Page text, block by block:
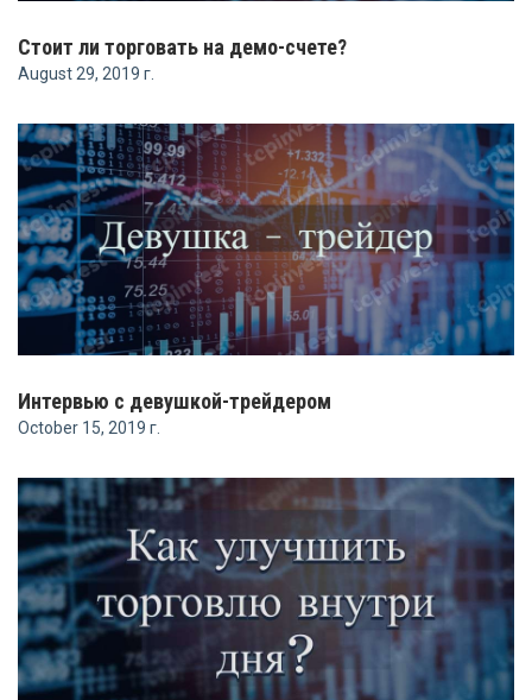
Стоит ли торговать на демо-счете?
August 29, 2019 г.
Интервью с девушкой-трейдером
October 15, 2019 г.